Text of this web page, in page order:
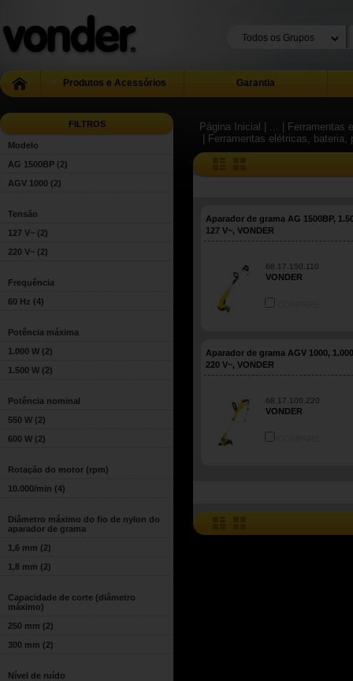
Produtos e Acessórios Garantia
FILTROS
Modelo
AG 1500BP (2)
AGV 1000 (2)
Tensão
127 V~ (2)
220 V~ (2)
Frequência
60 Hz (4)
Potência máxima
1.000 W (2)
1.500 W (2)
Potência nominal
550 W (2)
600 W (2)
Rotação do motor (rpm)
10.000/min (4)
Diâmetro máximo do fio de nylon do
aparador de grama
1,6 mm (2)
1,8 mm (2)
Capacidade de corte (diâmetro
máximo)
250 mm (2)
300 mm (2)
Nível de ruído
Página Inicial | ...
|
| Ferramentas elétricas,
Aparador de grama AG 1500BP,
127 V~, VONDER
68.17.150.110
VONDER
Aparador de grama AGV 1000,
220 V~, VONDER
68.17.100.220
VONDER